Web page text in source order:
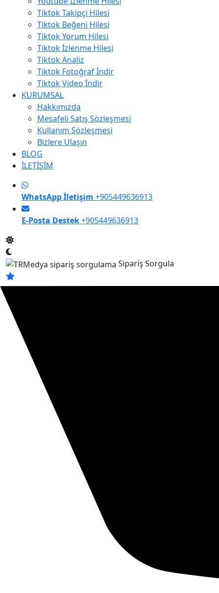
Tiktok Takipçi Hilesi
Tiktok Beğeni Hilesi
Tiktok Yorum Hilesi
Tiktok İzlenme Hilesi
Tiktok Analiz
Tiktok Fotoğraf İndir
Tiktok Video İndir
KURUMSAL
Hakkımızda
Mesafeli Satış Sözleşmesi
Kullanım Sözleşmesi
Bizlere Ulaşın
BLOG
İLETİŞİM
WhatsApp İletişim +905449636913
E-Posta Destek+905449636913
Sipariş Sorgula